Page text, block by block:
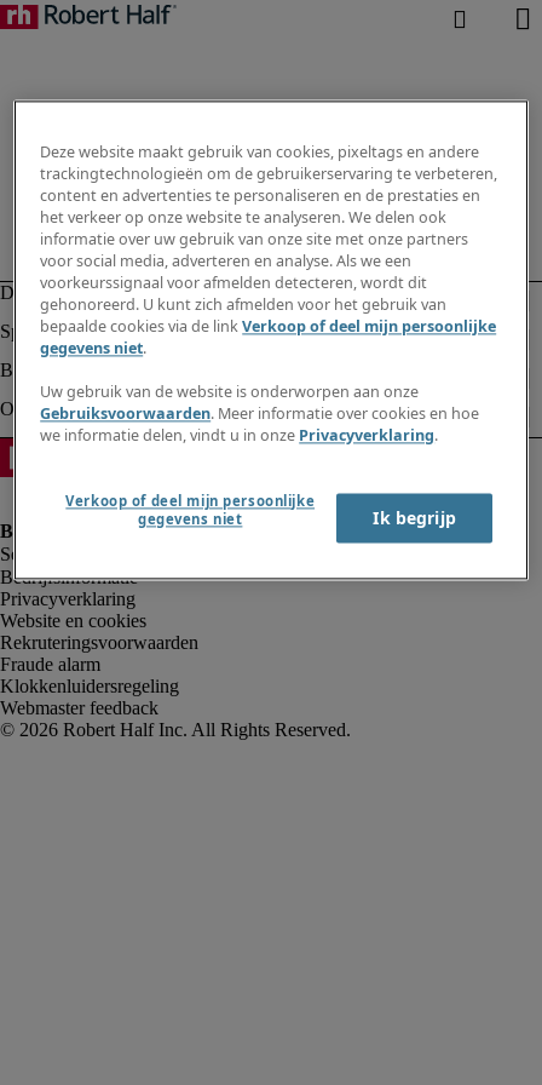
Bedrijfsinformatie
Privacyverklaring
Website en cookies
Rekruteringsvoorwaarden
Fraude alarm
Klokkenluidersregeling
Webmaster feedback
Deze website maakt gebruik van cookies, pixeltags en andere
trackingtechnologieën om de gebruikerservaring te verbeteren,
content en advertenties te personaliseren en de prestaties en
het verkeer op onze website te analyseren. We delen ook
informatie over uw gebruik van onze site met onze partners
voor social media, adverteren en analyse. Als we een
voorkeurssignaal voor afmelden detecteren, wordt dit
gehonoreerd. U kunt zich afmelden voor het gebruik van
bepaalde cookies via de linkVerkoop of deel mijn persoonlijke
gegevens niet.
Uw gebruik van de website is onderworpen aan onze
Gebruiksvoorwaarden. Meer informatie over cookies en hoe
we informatie delen, vindt u in onze Privacyverklaring.
Verkoop of deel mijn persoonlijke
gegevens niet
Ik begrijp